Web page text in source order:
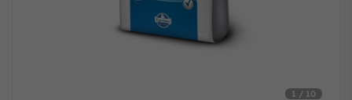
1 / 10